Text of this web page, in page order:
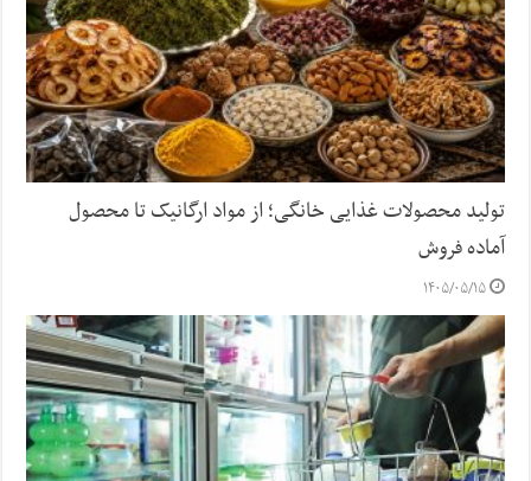
تولید محصولات غذایی خانگی؛ از مواد ارگانیک تا محصول
آماده فروش
۱۴۰۵/۰۵/۱۵